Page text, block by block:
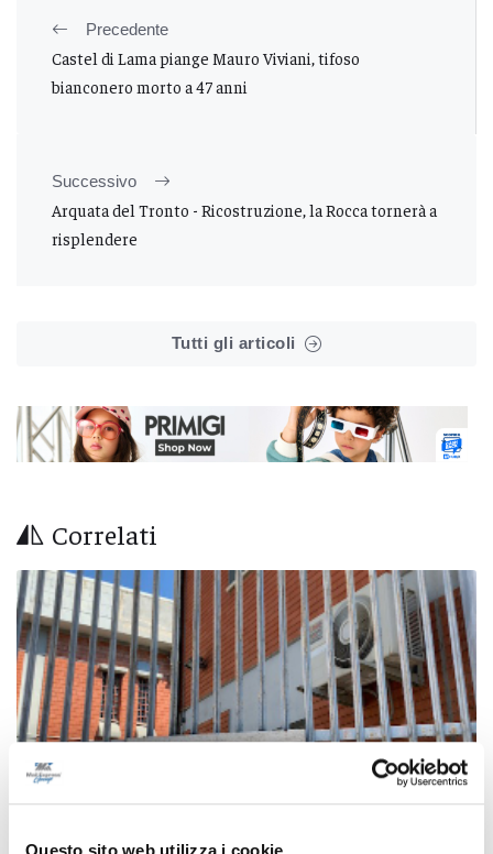
Questo sito web utilizza i cookie
Precedente
Castel di Lama piange Mauro Viviani, tifoso
bianconero morto a 47 anni
Successivo
Arquata del Tronto - Ricostruzione, la Rocca tornerà a
risplendere
Tutti gli articoli
Correlati